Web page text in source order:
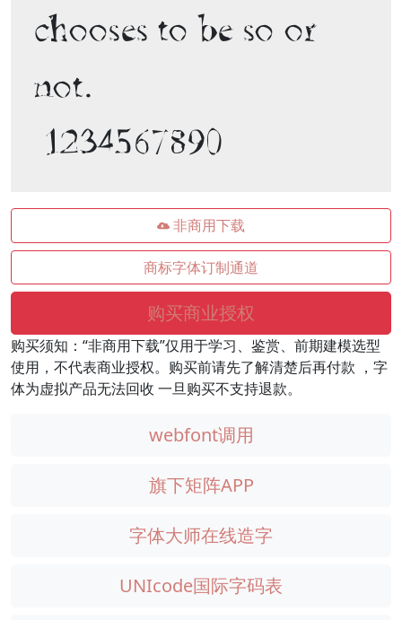
chooses to be so or
not.
1234567890
非商用下载
商标字体订制通道
购买商业授权
购买须知：“非商用下载”仅用于学习、鉴赏、前期建模选型
使用，不代表商业授权。购买前请先了解清楚后再付款 ，字
体为虚拟产品无法回收 一旦购买不支持退款。
webfont调用
旗下矩阵APP
字体大师在线造字
UNIcode国际字码表